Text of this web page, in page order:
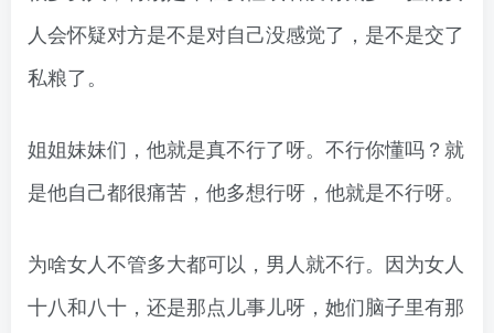
人会怀疑对方是不是对自己没感觉了，是不是交了
私粮了。
姐姐妹妹们，他就是真不行了呀。不行你懂吗？就
是他自己都很痛苦，他多想行呀，他就是不行呀。
为啥女人不管多大都可以，男人就不行。因为女人
十八和八十，还是那点儿事儿呀，她们脑子里有那